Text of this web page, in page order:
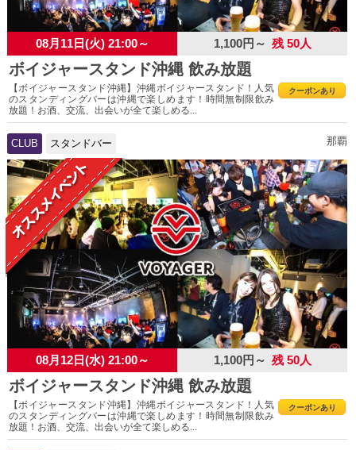
08月11日(火) 21:00～ 1,100円～ 残 50人
ボイジャースタンド沖縄 飲み放題
クーポンあり
【ボイジャースタンド沖縄】沖縄ボイジャースタンド！人気
のスタンディングバーは沖縄で楽しめます！時間無制限飲み
放題！お酒、交流、出会いが全て楽しめる...
CLUB スタンドバー 那覇
08月12日(水) 21:00～ 1,100円～ 残 50人
ボイジャースタンド沖縄 飲み放題
クーポンあり
【ボイジャースタンド沖縄】沖縄ボイジャースタンド！人気
のスタンディングバーは沖縄で楽しめます！時間無制限飲み
放題！お酒、交流、出会いが全て楽しめる...